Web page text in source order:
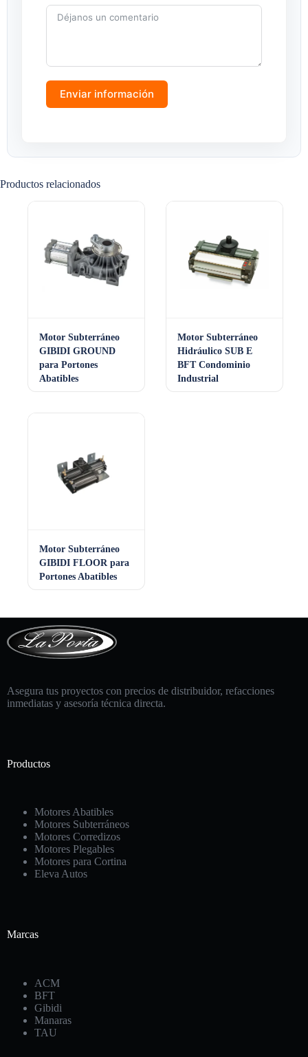
Enviar información
Productos relacionados
Motor Subterráneo
GIBIDI GROUND
para Portones
Abatibles
Motor Subterráneo
Hidráulico SUB E
BFT Condominio
Industrial
Motor Subterráneo
GIBIDI FLOOR para
Portones Abatibles
Asegura tus proyectos con precios de distribuidor, refacciones
inmediatas y asesoría técnica directa.
Productos
Motores Abatibles
Motores Subterráneos
Motores Corredizos
Motores Plegables
Motores para Cortina
Eleva Autos
Marcas
ACM
BFT
Gibidi
Manaras
TAU